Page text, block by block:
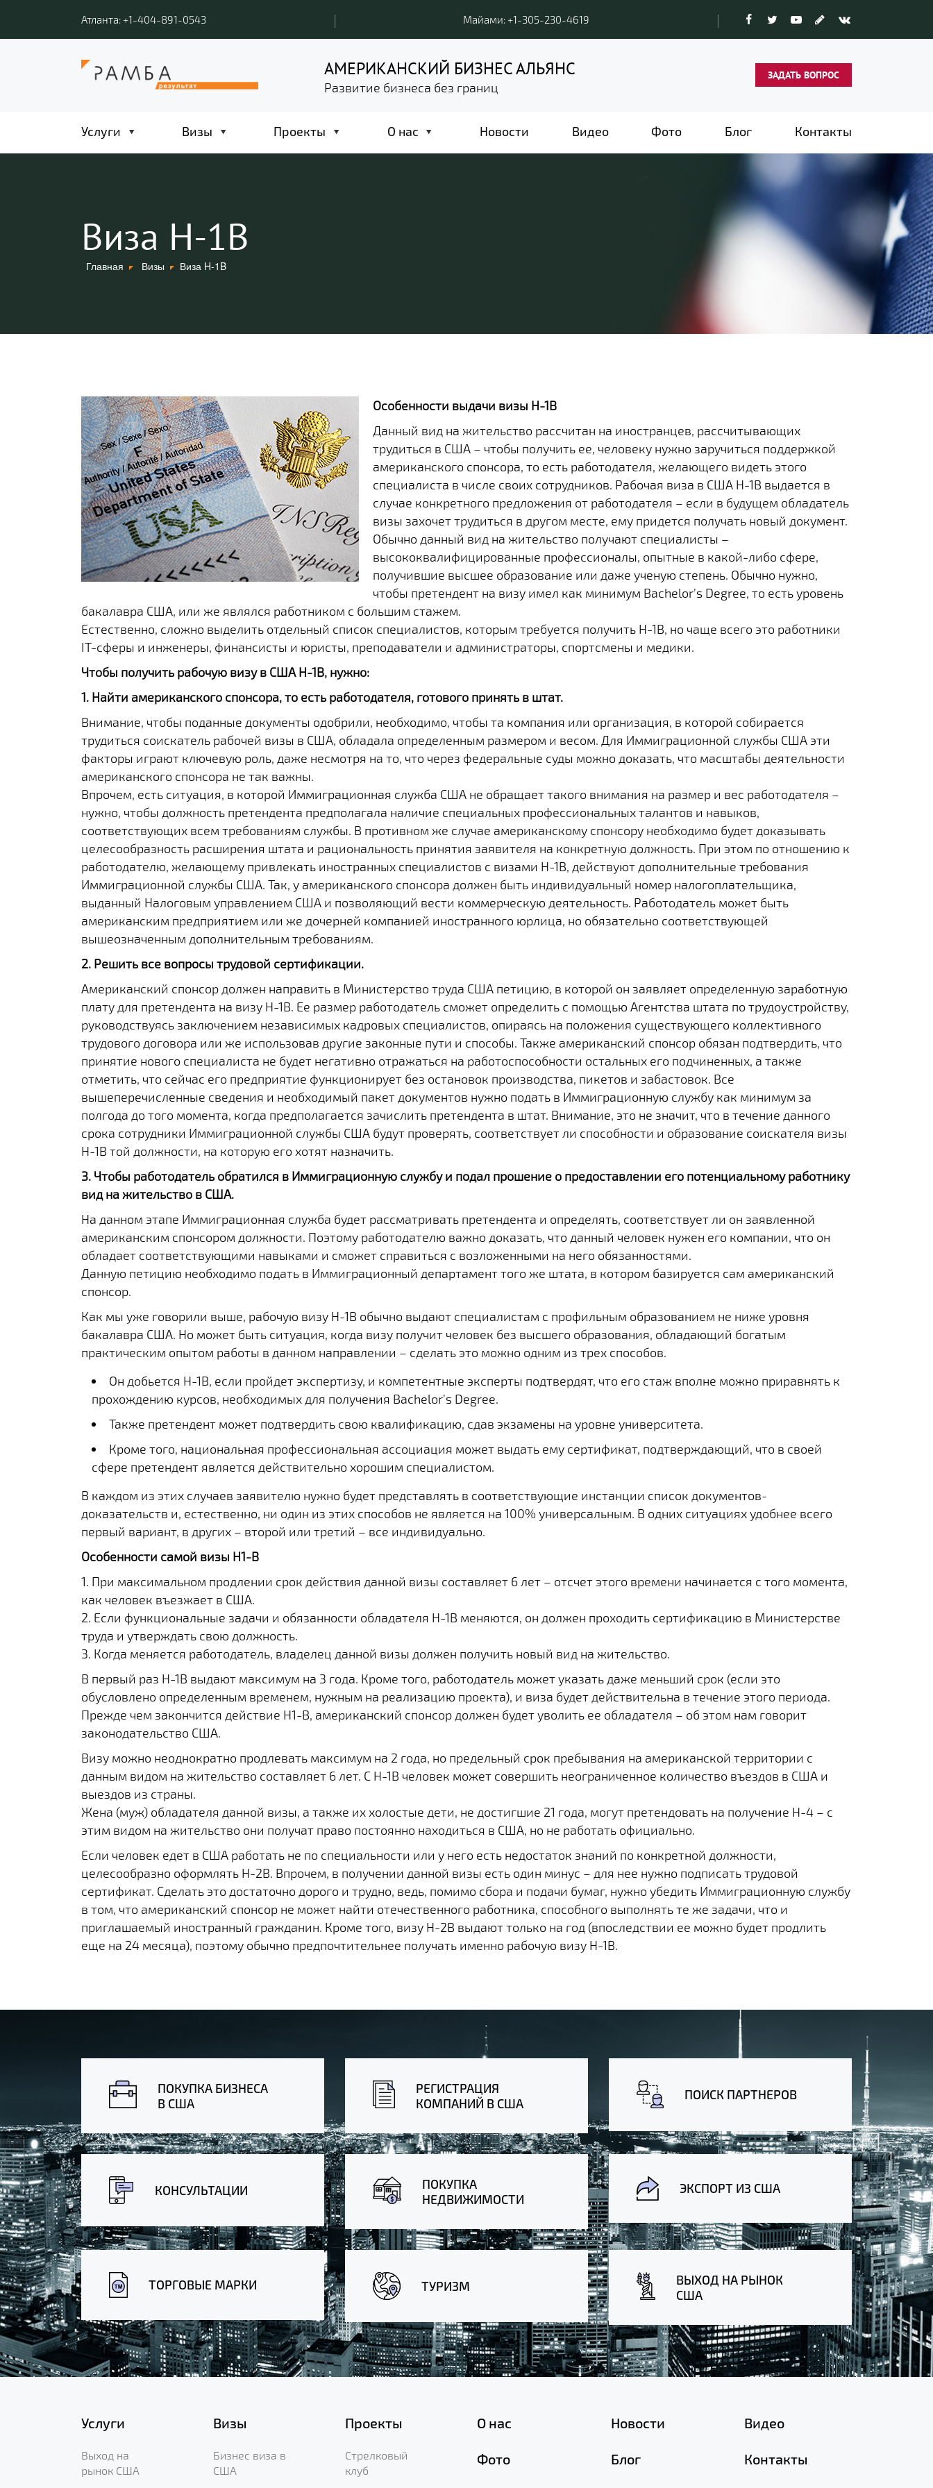
Атланта: +1-404-891-0543 | Майами: +1-305-230-4619 |
АМЕРИКАНСКИЙ БИЗНЕС АЛЬЯНС
Развитие бизнеса без границ
ЗАДАТЬ ВОПРОС
Услуги Визы Проекты О нас Новости Видео Фото Блог Контакты
Виза H-1B
Главная Визы Виза H-1B
Особенности выдачи визы H-1B
Данный вид на жительство рассчитан на иностранцев, рассчитывающих
трудиться в США – чтобы получить ее, человеку нужно заручиться поддержкой
американского спонсора, то есть работодателя, желающего видеть этого
специалиста в числе своих сотрудников. Рабочая виза в США H-1B выдается в
случае конкретного предложения от работодателя – если в будущем обладатель
визы захочет трудиться в другом месте, ему придется получать новый документ.
Обычно данный вид на жительство получают специалисты –
высококвалифицированные профессионалы, опытные в какой-либо сфере,
получившие высшее образование или даже ученую степень. Обычно нужно,
чтобы претендент на визу имел как минимум Bachelor’s Degree, то есть уровень
бакалавра США, или же являлся работником с большим стажем.
Естественно, сложно выделить отдельный список специалистов, которым требуется получить H-1B, но чаще всего это работники
IT-сферы и инженеры, финансисты и юристы, преподаватели и администраторы, спортсмены и медики.
Чтобы получить рабочую визу в США H-1B, нужно:
1. Найти американского спонсора, то есть работодателя, готового принять в штат.
Внимание, чтобы поданные документы одобрили, необходимо, чтобы та компания или организация, в которой собирается
трудиться соискатель рабочей визы в США, обладала определенным размером и весом. Для Иммиграционной службы США эти
факторы играют ключевую роль, даже несмотря на то, что через федеральные суды можно доказать, что масштабы деятельности
американского спонсора не так важны.
Впрочем, есть ситуация, в которой Иммиграционная служба США не обращает такого внимания на размер и вес работодателя –
нужно, чтобы должность претендента предполагала наличие специальных профессиональных талантов и навыков,
соответствующих всем требованиям службы. В противном же случае американскому спонсору необходимо будет доказывать
целесообразность расширения штата и рациональность принятия заявителя на конкретную должность. При этом по отношению к
работодателю, желающему привлекать иностранных специалистов с визами H-1B, действуют дополнительные требования
Иммиграционной службы США. Так, у американского спонсора должен быть индивидуальный номер налогоплательщика,
выданный Налоговым управлением США и позволяющий вести коммерческую деятельность. Работодатель может быть
американским предприятием или же дочерней компанией иностранного юрлица, но обязательно соответствующей
вышеозначенным дополнительным требованиям.
2. Решить все вопросы трудовой сертификации.
Американский спонсор должен направить в Министерство труда США петицию, в которой он заявляет определенную заработную
плату для претендента на визу H-1B. Ее размер работодатель сможет определить с помощью Агентства штата по трудоустройству,
руководствуясь заключением независимых кадровых специалистов, опираясь на положения существующего коллективного
трудового договора или же использовав другие законные пути и способы. Также американский спонсор обязан подтвердить, что
принятие нового специалиста не будет негативно отражаться на работоспособности остальных его подчиненных, а также
отметить, что сейчас его предприятие функционирует без остановок производства, пикетов и забастовок. Все
вышеперечисленные сведения и необходимый пакет документов нужно подать в Иммиграционную службу как минимум за
полгода до того момента, когда предполагается зачислить претендента в штат. Внимание, это не значит, что в течение данного
срока сотрудники Иммиграционной службы США будут проверять, соответствует ли способности и образование соискателя визы
H-1B той должности, на которую его хотят назначить.
3. Чтобы работодатель обратился в Иммиграционную службу и подал прошение о предоставлении его потенциальному работнику
вид на жительство в США.
На данном этапе Иммиграционная служба будет рассматривать претендента и определять, соответствует ли он заявленной
американским спонсором должности. Поэтому работодателю важно доказать, что данный человек нужен его компании, что он
обладает соответствующими навыками и сможет справиться с возложенными на него обязанностями.
Данную петицию необходимо подать в Иммиграционный департамент того же штата, в котором базируется сам американский
спонсор.
Как мы уже говорили выше, рабочую визу H-1B обычно выдают специалистам с профильным образованием не ниже уровня
бакалавра США. Но может быть ситуация, когда визу получит человек без высшего образования, обладающий богатым
практическим опытом работы в данном направлении – сделать это можно одним из трех способов.
Он добьется H-1B, если пройдет экспертизу, и компетентные эксперты подтвердят, что его стаж вполне можно приравнять к
прохождению курсов, необходимых для получения Bachelor’s Degree.
Также претендент может подтвердить свою квалификацию, сдав экзамены на уровне университета.
Кроме того, национальная профессиональная ассоциация может выдать ему сертификат, подтверждающий, что в своей
сфере претендент является действительно хорошим специалистом.
В каждом из этих случаев заявителю нужно будет представлять в соответствующие инстанции список документов-
доказательств и, естественно, ни один из этих способов не является на 100% универсальным. В одних ситуациях удобнее всего
первый вариант, в других – второй или третий – все индивидуально.
Особенности самой визы H1-B
1. При максимальном продлении срок действия данной визы составляет 6 лет – отсчет этого времени начинается с того момента,
как человек въезжает в США.
2. Если функциональные задачи и обязанности обладателя H-1B меняются, он должен проходить сертификацию в Министерстве
труда и утверждать свою должность.
3. Когда меняется работодатель, владелец данной визы должен получить новый вид на жительство.
В первый раз H-1B выдают максимум на 3 года. Кроме того, работодатель может указать даже меньший срок (если это
обусловлено определенным временем, нужным на реализацию проекта), и виза будет действительна в течение этого периода.
Прежде чем закончится действие H1-B, американский спонсор должен будет уволить ее обладателя – об этом нам говорит
законодательство США.
Визу можно неоднократно продлевать максимум на 2 года, но предельный срок пребывания на американской территории с
данным видом на жительство составляет 6 лет. С H-1B человек может совершить неограниченное количество въездов в США и
выездов из страны.
Жена (муж) обладателя данной визы, а также их холостые дети, не достигшие 21 года, могут претендовать на получение H-4 – с
этим видом на жительство они получат право постоянно находиться в США, но не работать официально.
Если человек едет в США работать не по специальности или у него есть недостаток знаний по конкретной должности,
целесообразно оформлять H-2B. Впрочем, в получении данной визы есть один минус – для нее нужно подписать трудовой
сертификат. Сделать это достаточно дорого и трудно, ведь, помимо сбора и подачи бумаг, нужно убедить Иммиграционную службу
в том, что американский спонсор не может найти отечественного работника, способного выполнять те же задачи, что и
приглашаемый иностранный гражданин. Кроме того, визу H-2B выдают только на год (впоследствии ее можно будет продлить
еще на 24 месяца), поэтому обычно предпочтительнее получать именно рабочую визу H-1B.
ПОКУПКА БИЗНЕСА
В США
РЕГИСТРАЦИЯ
КОМПАНИЙ В США
ПОИСК ПАРТНЕРОВ
КОНСУЛЬТАЦИИ
ПОКУПКА
НЕДВИЖИМОСТИ
ЭКСПОРТ ИЗ США
ТОРГОВЫЕ МАРКИ ТУРИЗМ
ВЫХОД НА РЫНОК
США
Услуги
Выход на
рынок США
Визы
Бизнес виза в
США
Проекты
Стрелковый
клуб
О нас Новости Видео
Фото Блог Контакты